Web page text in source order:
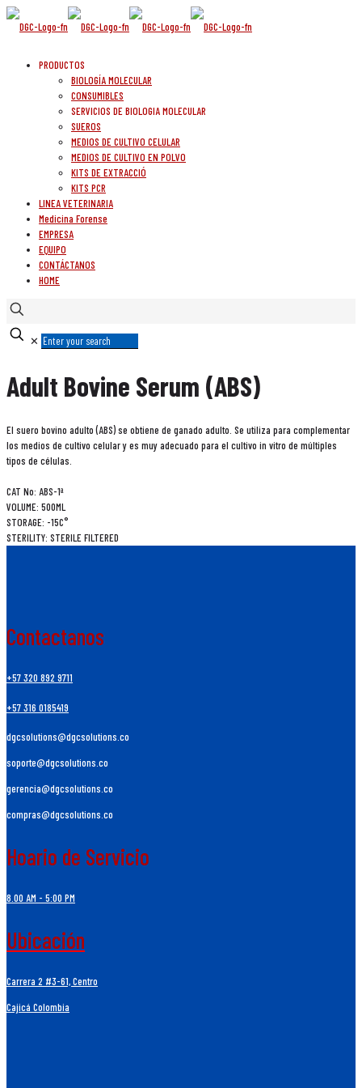
PRODUCTOS
BIOLOGÍA MOLECULAR
CONSUMIBLES
SERVICIOS DE BIOLOGIA MOLECULAR
SUEROS
MEDIOS DE CULTIVO CELULAR
MEDIOS DE CULTIVO EN POLVO
KITS DE EXTRACCIÓ
KITS PCR
LINEA VETERINARIA
Medicina Forense
EMPRESA
EQUIPO
CONTÁCTANOS
HOME
✕
Adult Bovine Serum (ABS)
El suero bovino adulto (ABS) se obtiene de ganado adulto. Se utiliza para complementar
los medios de cultivo celular y es muy adecuado para el cultivo in vitro de múltiples
tipos de células.
CAT No: ABS-1ª
VOLUME: 500ML
STORAGE: -15C°
STERILITY: STERILE FILTERED
Contactanos
+57 320 892 9711
+57 316 0185419
dgcsolutions@dgcsolutions.co
soporte@dgcsolutions.co
gerencia@dgcsolutions.co
compras@dgcsolutions.co
Hoario de Servicio
8.00 AM - 5:00 PM
Ubicación
Carrera 2 #3-61, Centro
Cajicá Colombia